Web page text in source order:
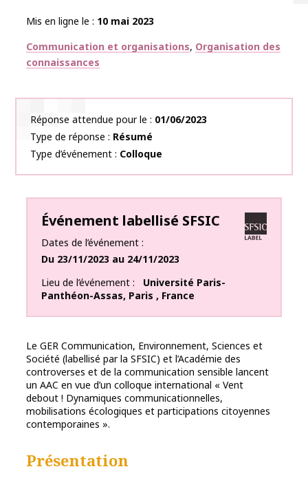
Mis en ligne le
10 mai 2023
Thématiques
Communication et organisations Organisation des
connaissances
Réponse attendue pour le
01/06/2023
Type de réponse
Résumé
Type d’événement
Colloque
Événement labellisé SFSIC
Dates de l’événement
Du 23/11/2023 au 24/11/2023
Lieu de l’événement
Université Paris-
Panthéon-Assas, Paris , France
Le GER Communication, Environnement, Sciences et
Société (labellisé par la SFSIC) et l’Académie des
controverses et de la communication sensible lancent
un AAC en vue d’un colloque international « Vent
debout ! Dynamiques communicationnelles,
mobilisations écologiques et participations citoyennes
contemporaines ».
Présentation